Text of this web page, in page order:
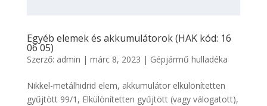
Egyéb elemek és akkumulátorok (HAK kód: 16
06 05)
Szerző: admin | márc 8, 2023 | Gépjármű hulladéka
Nikkel-metálhidrid elem, akkumulátor elkülönítetten
gyűjtött 99/1, Elkülönítetten gyűjtött (vagy válogatott),